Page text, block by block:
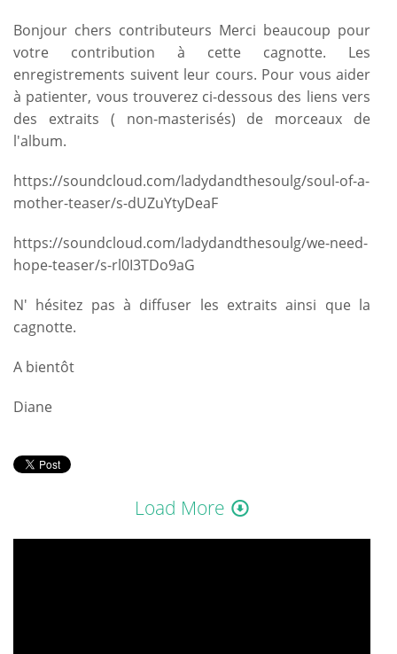
Bonjour chers contributeurs Merci beaucoup pour
votre contribution à cette cagnotte. Les
enregistrements suivent leur cours. Pour vous aider
à patienter, vous trouverez ci-dessous des liens vers
des extraits ( non-masterisés) de morceaux de
l'album.
https://soundcloud.com/ladydandthesoulg/soul-of-a-
mother-teaser/s-dUZuYtyDeaF
https://soundcloud.com/ladydandthesoulg/we-need-
hope-teaser/s-rl0I3TDo9aG
N' hésitez pas à diffuser les extraits ainsi que la
cagnotte.
A bientôt
Diane
Load More